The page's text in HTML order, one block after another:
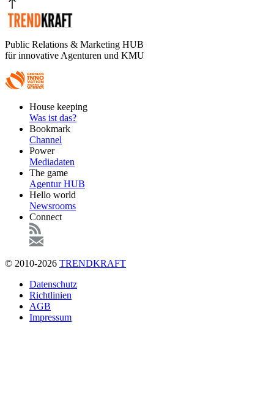
Public Relations & Marketing HUB
für innovative Agenturen und KMU
FooterHouse keeping
Was ist das?
Bookmark
Channel
Power
Mediadaten
The game
Agentur HUB
Hello world
Newsrooms
Connect
© 2010-2026 TRENDKRAFT
FußzeileDatenschutz
Richtlinien
AGB
Impressum